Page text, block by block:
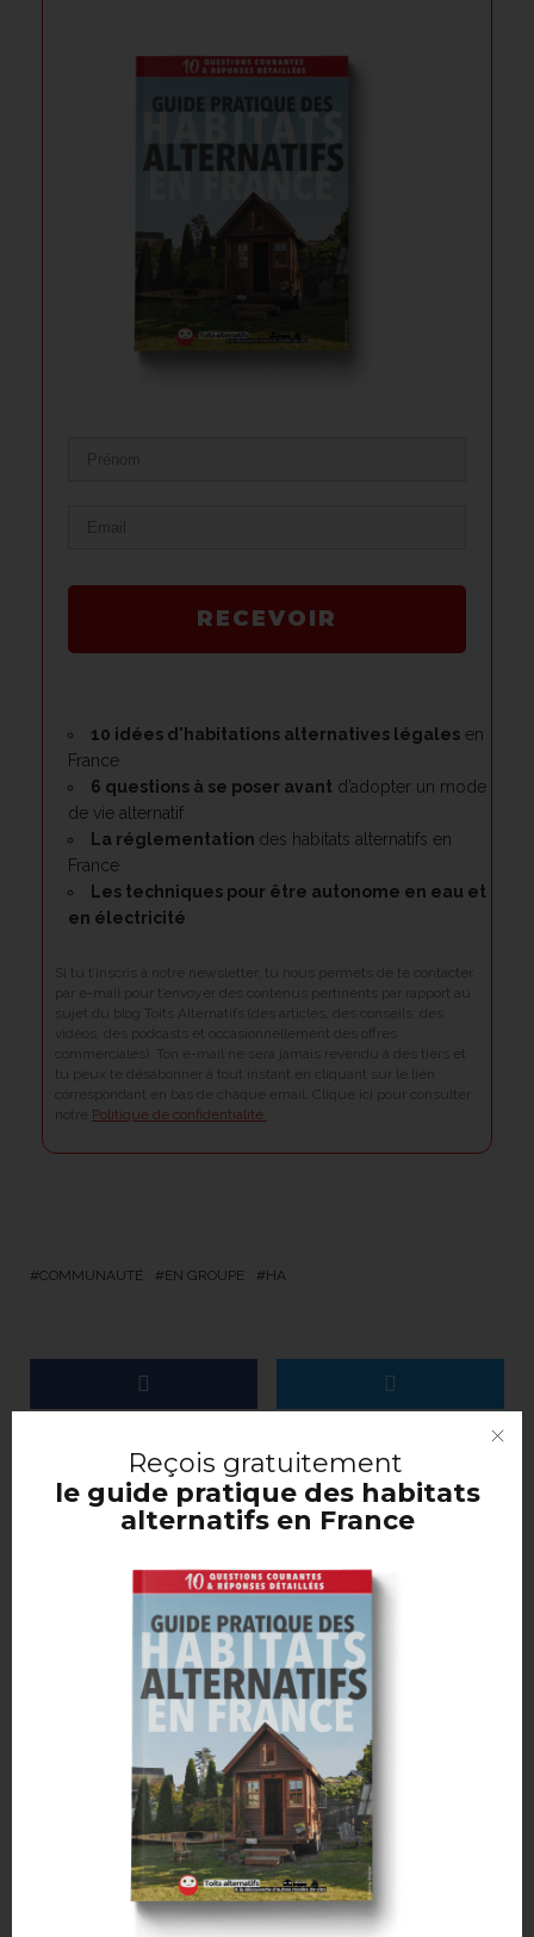
RECEVOIR
10 idées d'habitations alternatives légales en
France
6 questions à se poser avant d’adopter un mode
de vie alternatif
La réglementation des habitats alternatifs en
France
Les techniques pour être autonome en eau et
en électricité
Si tu t’inscris à notre newsletter, tu nous permets de te contacter
par e-mail pour t’envoyer des contenus pertinents par rapport au
sujet du blog Toits Alternatifs (des articles, des conseils, des
vidéos, des podcasts et occasionnellement des offres
commerciales). Ton e-mail ne sera jamais revendu à des tiers et
tu peux te désabonner à tout instant en cliquant sur le lien
correspondant en bas de chaque email. Clique ici pour consulter
notre Politique de confidentialité.
COMMUNAUTÉ EN GROUPE HA
ARTICLE PRÉCÉDENT
FABRIQUER UNE ROULOTTE, TOUT PLAQUER
ET DEVENIR NOMADES
ARTICLE SUIVANT
INSTALLER UN LANTERNEAU OU UN TOIT
OUVRANT SUR UN FOURGON
ARTICLES SIMILAIRES
Reçois gratuitement
le guide pratique des habitats
alternatifs en France